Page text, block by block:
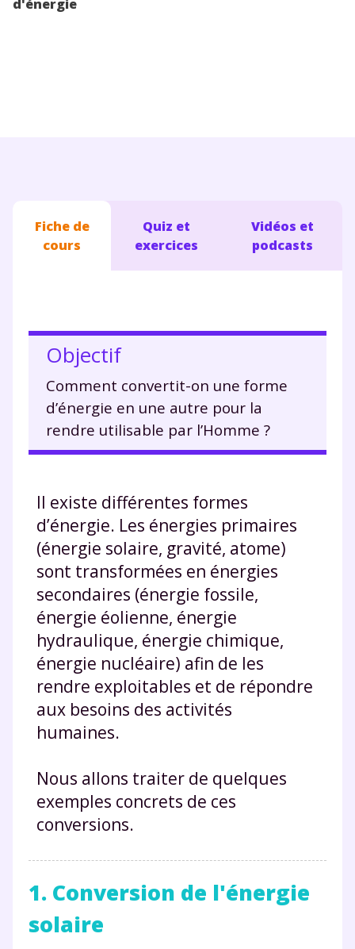
d'énergie
Fiche de
cours
Quiz et
exercices
Vidéos et
podcasts
Objectif
Comment convertit-on une forme
d’énergie en une autre pour la
rendre utilisable par l’Homme ?
Il existe différentes formes
d’énergie. Les énergies primaires
(énergie solaire, gravité, atome)
sont transformées en énergies
secondaires (énergie fossile,
énergie éolienne, énergie
hydraulique, énergie chimique,
énergie nucléaire) afin de les
rendre exploitables et de répondre
aux besoins des activités
humaines.
Nous allons traiter de quelques
exemples concrets de ces
conversions.
1. Conversion de l'énergie
solaire